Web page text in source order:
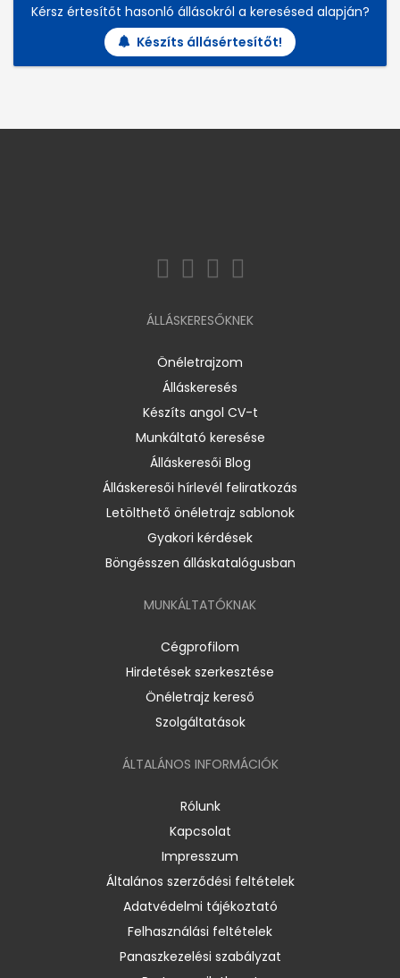
Kérsz értesítőt hasonló állásokról a keresésed alapján?
Készíts állásértesítőt!
ÁLLÁSKERESŐKNEK
Önéletrajzom
Álláskeresés
Készíts angol CV-t
Munkáltató keresése
Álláskeresői Blog
Álláskeresői hírlevél feliratkozás
Letölthető önéletrajz sablonok
Gyakori kérdések
Böngésszen álláskatalógusban
MUNKÁLTATÓKNAK
Cégprofilom
Hirdetések szerkesztése
Önéletrajz kereső
Szolgáltatások
ÁLTALÁNOS INFORMÁCIÓK
Rólunk
Kapcsolat
Impresszum
Általános szerződési feltételek
Adatvédelmi tájékoztató
Felhasználási feltételek
Panaszkezelési szabályzat